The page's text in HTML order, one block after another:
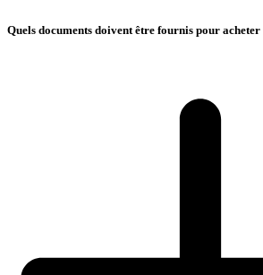
Quels documents doivent être fournis pour